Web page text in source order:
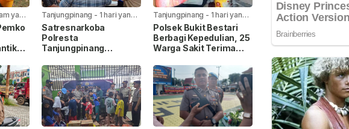
yang
Tanjungpinang - 1 hari yang
lalu
Satresnarkoba
Polresta
Tanjungpinang
Ekspedisi Cegah
Peredaran Narkoba
Lewat Paket Kiriman
Tanjungpinang - 1 hari yang
lalu
Polsek Bukit Bestari
Berbagi Kepedulian, 25
Warga Sakit Terima
81 RI